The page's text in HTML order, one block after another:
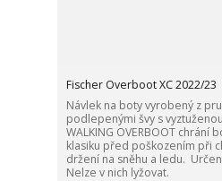
Fischer Overboot XC 2022/23
Návlek na boty vyrobený z
podlepenými švy s
WALKING OVERBOOT chrání
klasiku před poškozením při
držení na sněhu a ledu.
Nelze v nich lyžovat.